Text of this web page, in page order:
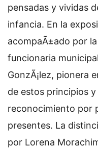
pensadas y vividas
infancia. En la
acompaÃ±ado por
funcionaria
GonzÃ¡lez, pionera
de estos principios
reconocimiento por
presentes. La
por Lorena